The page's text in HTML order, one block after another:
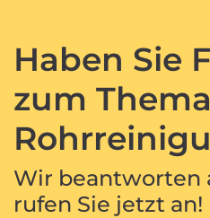
Haben Sie
zum Thema
Wir beantworten
rufen Sie jetzt an!